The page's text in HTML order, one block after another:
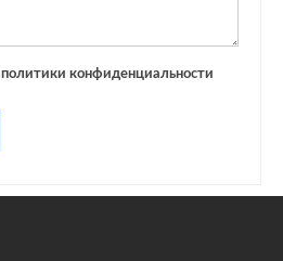
политики конфиденциальности